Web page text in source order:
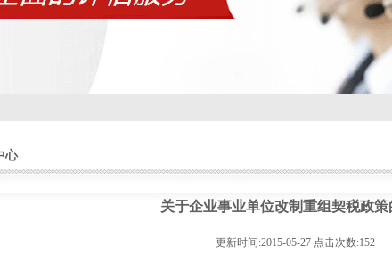
心
关于企业事业单位改制重组契税政策
更新时间:2015-05-27 点击次数:152